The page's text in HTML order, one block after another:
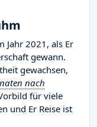
Jahr 2021, als Er
gewann.
gewachsen,
nach
für viele
und Er Reise ist